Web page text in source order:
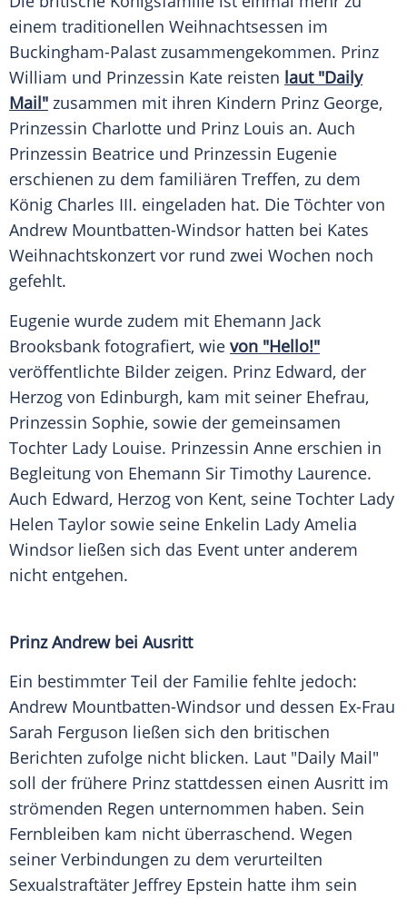
einem traditionellen Weihnachtsessen im
Buckingham-Palast zusammengekommen. Prinz
William und Prinzessin Kate reisten laut "Daily
Mail" zusammen mit ihren Kindern Prinz George,
Prinzessin Charlotte und Prinz Louis an. Auch
Prinzessin Beatrice und Prinzessin Eugenie
erschienen zu dem familiären Treffen, zu dem
König Charles III. eingeladen hat. Die Töchter von
Andrew Mountbatten-Windsor hatten bei Kates
Weihnachtskonzert vor rund zwei Wochen noch
gefehlt.
Eugenie wurde zudem mit Ehemann Jack
Brooksbank fotografiert, wie von "Hello!"
veröffentlichte Bilder zeigen. Prinz Edward, der
Herzog von Edinburgh, kam mit seiner Ehefrau,
Prinzessin Sophie, sowie der gemeinsamen
Tochter Lady Louise. Prinzessin Anne erschien in
Begleitung von Ehemann Sir Timothy Laurence.
Auch Edward, Herzog von Kent, seine Tochter Lady
Helen Taylor sowie seine Enkelin Lady Amelia
Windsor ließen sich das Event unter anderem
nicht entgehen.
Prinz Andrew bei Ausritt
Ein bestimmter Teil der Familie fehlte jedoch:
Andrew Mountbatten-Windsor und dessen Ex-Frau
Sarah Ferguson ließen sich den britischen
Berichten zufolge nicht blicken. Laut "Daily Mail"
soll der frühere Prinz stattdessen einen Ausritt im
strömenden Regen unternommen haben. Sein
Fernbleiben kam nicht überraschend. Wegen
seiner Verbindungen zu dem verurteilten
Sexualstraftäter Jeffrey Epstein hatte ihm sein